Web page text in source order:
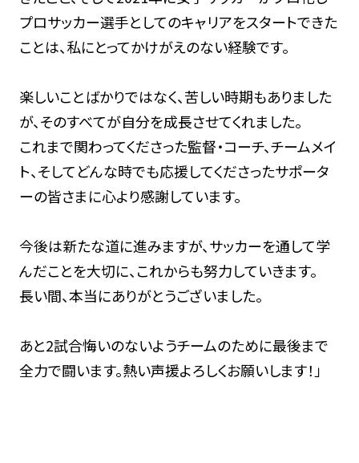
プロサッカー選手としてのキャリアをスタートできた
ことは、私にとってかけがえのない経験です。
楽しいことばかりではなく、苦しい時期もありました
が、そのすべてが自分を成長させてくれました。
これまで関わってくださった監督・コーチ、チームメイ
ト、そしてどんな時でも応援してくださったサポータ
ーの皆さまに心より感謝しています。
今後は新たな道に進みますが、サッカーを通して学
んだことを大切に、これからも努力していきます。
長い間、本当にありがとうございました。
あと2試合悔いのないようチームのために最後まで
全力で闘います。熱い声援よろしくお願いします！」